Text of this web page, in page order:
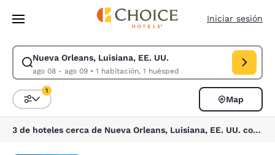
Pasar A Contenido Principal
Iniciar sesión
Nueva Orleans, Luisiana, EE. UU.
ago 08 - ago 09• 1 habitación, 1 huésped
Modificar la búsqueda de Nueva Orleans, Luisiana, EE. UU.. Fecha de
Ordenar y filtrar
1
Map
3 de hoteles cerca de Nueva Orleans, Luisiana, EE. UU. coinciden con tus filtros